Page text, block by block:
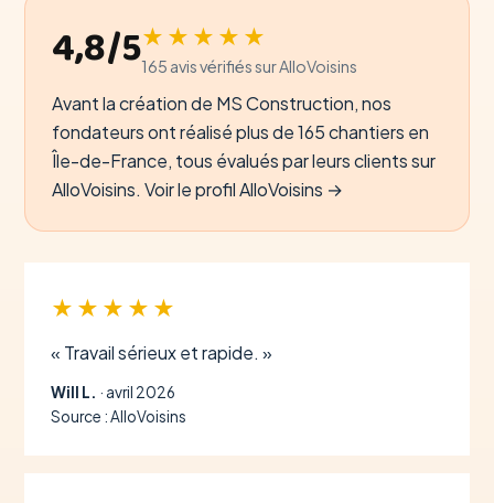
4,8/5★★★★★
165 avis vérifiés sur AlloVoisins
Avant la création de MS Construction, nos
fondateurs ont réalisé plus de 165 chantiers en
Île-de-France, tous évalués par leurs clients sur
AlloVoisins. Voir le profil AlloVoisins →
★★★★★
« Travail sérieux et rapide. »
Will L. · avril 2026
Source : AlloVoisins